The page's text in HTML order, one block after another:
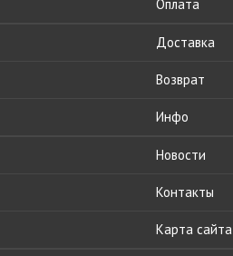
Оплата
Доставка
Возврат
Инфо
Новости
Контакты
Карта сайта